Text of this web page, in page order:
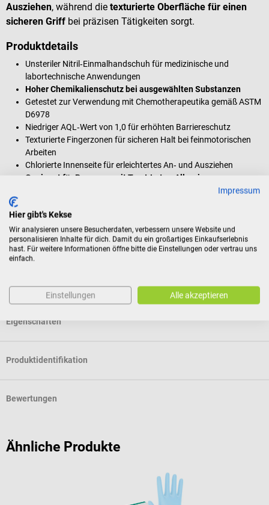
Ausziehen, während die texturierte Oberfläche für einen
sicheren Griff bei präzisen Tätigkeiten sorgt.
Produktdetails
Unsteriler Nitril‑Einmalhandschuh für medizinische und
labortechnische Anwendungen
Hoher Chemikalienschutz bei ausgewählten Substanzen
Getestet zur Verwendung mit Chemotherapeutika gemäß ASTM
D6978
Niedriger AQL‑Wert von 1,0 für erhöhten Barriereschutz
Texturierte Fingerzonen für sicheren Halt bei feinmotorischen
Arbeiten
Chlorierte Innenseite für erleichtertes An‑ und Ausziehen
Geeignet für Personen mit Typ-I-Latex-Allergie
Lieferumfang
100 Ansell MICRO-TOUCH NITRA-TEX Nitril-
Eigenschaften
Produktidentifikation
Bewertungen
Ähnliche Produkte
Impressum
Hier gibt's Kekse
Wir analysieren unsere Besucherdaten, verbessern unsere Website und
personalisieren Inhalte für dich. Damit du ein großartiges Einkaufserlebnis
hast. Für weitere Informationen öffne bitte die Einstellungen oder vertrau uns
einfach.
Einstellungen Alle akzeptieren